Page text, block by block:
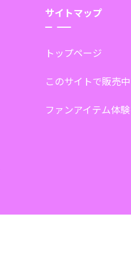
サイトマップ
トップページ
このサイトで販売中
ファンアイテム体